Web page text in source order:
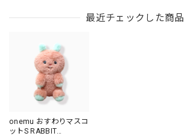
最近チェックした商品
onemu おすわりマスコ
ットS RABBIT